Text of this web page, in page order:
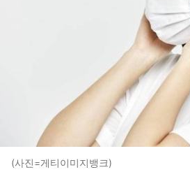
(사진=게티이미지뱅크)